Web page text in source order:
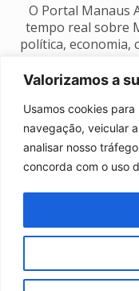
Valorizamos a
Usamos cookies
navegação, veicular
analisar nosso
concorda com o uso
O Portal Manaus
tempo real sobre
política, economia,